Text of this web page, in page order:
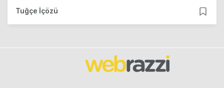
Tuğçe İçözü